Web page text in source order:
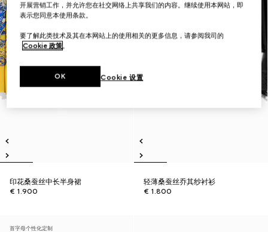
印花桑蚕丝中长半身裙
€ 1.900
轻薄桑蚕丝乔其纱衬衫
€ 1.800
首字母个性化定制
开展营销工作，并允许您在社交网络上共享我们的内容。继续使用本网站，即
表示您同意本使用条款。
要了解此类技术及其在本网站上的使用相关的更多信息，请参阅我司的
Cookie 政策。
Cookie 设置
OK